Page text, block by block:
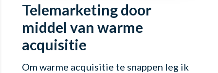
Telemarketing door
middel van warme
acquisitie
Om warme acquisitie te snappen leg ik